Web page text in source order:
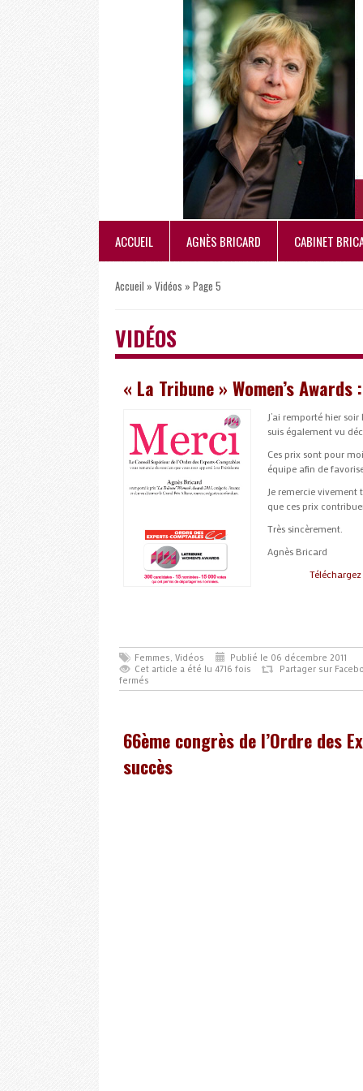
ACCUEIL AGNÈS BRICARD CABINET
Accueil » Vidéos » Page 5
VIDÉOS
« La Tribune » Women’s
J’ai remporté hier
suis également vu
Ces prix sont pour
équipe afin de
Je remercie
que ces prix
Très sincèrement.
Agnès Bricard
Femmes, Vidéos
Publié le 06 décembre 2011
Cet article a été lu 4716 fois
Partager sur
fermés
66ème congrès de l’Ordre des
succès